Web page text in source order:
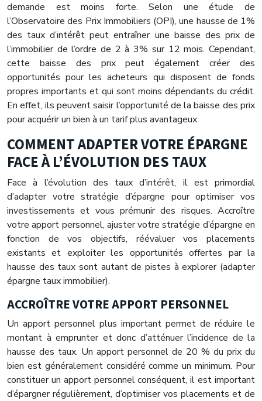
demande est moins forte. Selon une étude de
l’Observatoire des Prix Immobiliers (OPI), une hausse de 1%
des taux d’intérêt peut entraîner une baisse des prix de
l’immobilier de l’ordre de 2 à 3% sur 12 mois. Cependant,
cette baisse des prix peut également créer des
opportunités pour les acheteurs qui disposent de fonds
propres importants et qui sont moins dépendants du crédit.
En effet, ils peuvent saisir l’opportunité de la baisse des prix
pour acquérir un bien à un tarif plus avantageux.
COMMENT ADAPTER VOTRE ÉPARGNE
FACE À L’ÉVOLUTION DES TAUX
Face à l’évolution des taux d’intérêt, il est primordial
d’adapter votre stratégie d’épargne pour optimiser vos
investissements et vous prémunir des risques. Accroître
votre apport personnel, ajuster votre stratégie d’épargne en
fonction de vos objectifs, réévaluer vos placements
existants et exploiter les opportunités offertes par la
hausse des taux sont autant de pistes à explorer (adapter
épargne taux immobilier).
ACCROÎTRE VOTRE APPORT PERSONNEL
Un apport personnel plus important permet de réduire le
montant à emprunter et donc d’atténuer l’incidence de la
hausse des taux. Un apport personnel de 20 % du prix du
bien est généralement considéré comme un minimum. Pour
constituer un apport personnel conséquent, il est important
d’épargner régulièrement, d’optimiser vos placements et de